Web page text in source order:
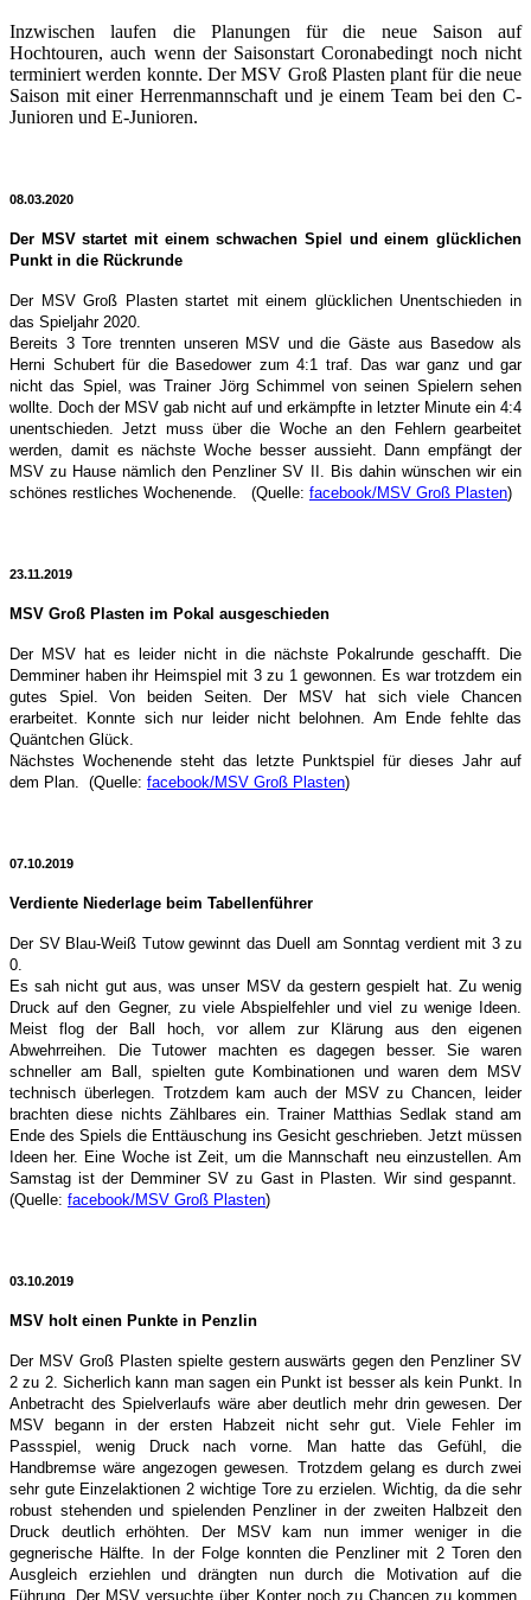
Inzwischen laufen die Planungen für die neue Saison auf
Hochtouren, auch wenn der Saisonstart Coronabedingt noch nicht
terminiert werden konnte. Der MSV Groß Plasten plant für die neue
Saison mit einer Herrenmannschaft und je einem Team bei den C-
Junioren und E-Junioren.
08.03.2020
Der MSV startet mit einem schwachen Spiel und einem glücklichen
Punkt in die Rückrunde
Der MSV Groß Plasten startet mit einem glücklichen Unentschieden in
das Spieljahr 2020.
Bereits 3 Tore trennten unseren MSV und die Gäste aus Basedow als
Herni Schubert für die Basedower zum 4:1 traf. Das war ganz und gar
nicht das Spiel, was Trainer Jörg Schimmel von seinen Spielern sehen
wollte. Doch der MSV gab nicht auf und erkämpfte in letzter Minute ein 4:4
unentschieden. Jetzt muss über die Woche an den Fehlern gearbeitet
werden, damit es nächste Woche besser aussieht. Dann empfängt der
MSV zu Hause nämlich den Penzliner SV II. Bis dahin wünschen wir ein
schönes restliches Wochenende. (Quelle: facebook/MSV Groß Plasten)
23.11.2019
MSV Groß Plasten im Pokal ausgeschieden
Der MSV hat es leider nicht in die nächste Pokalrunde geschafft. Die
Demminer haben ihr Heimspiel mit 3 zu 1 gewonnen. Es war trotzdem ein
gutes Spiel. Von beiden Seiten. Der MSV hat sich viele Chancen
erarbeitet. Konnte sich nur leider nicht belohnen. Am Ende fehlte das
Quäntchen Glück.
Nächstes Wochenende steht das letzte Punktspiel für dieses Jahr auf
dem Plan. (Quelle: facebook/MSV Groß Plasten)
07.10.2019
Verdiente Niederlage beim Tabellenführer
Der SV Blau-Weiß Tutow gewinnt das Duell am Sonntag verdient mit 3 zu
0.
Es sah nicht gut aus, was unser MSV da gestern gespielt hat. Zu wenig
Druck auf den Gegner, zu viele Abspielfehler und viel zu wenige Ideen.
Meist flog der Ball hoch, vor allem zur Klärung aus den eigenen
Abwehrreihen. Die Tutower machten es dagegen besser. Sie waren
schneller am Ball, spielten gute Kombinationen und waren dem MSV
technisch überlegen. Trotzdem kam auch der MSV zu Chancen, leider
brachten diese nichts Zählbares ein. Trainer Matthias Sedlak stand am
Ende des Spiels die Enttäuschung ins Gesicht geschrieben. Jetzt müssen
Ideen her. Eine Woche ist Zeit, um die Mannschaft neu einzustellen. Am
Samstag ist der Demminer SV zu Gast in Plasten. Wir sind gespannt.
(Quelle: facebook/MSV Groß Plasten)
03.10.2019
MSV holt einen Punkte in Penzlin
Der MSV Groß Plasten spielte gestern auswärts gegen den Penzliner SV
2 zu 2. Sicherlich kann man sagen ein Punkt ist besser als kein Punkt. In
Anbetracht des Spielverlaufs wäre aber deutlich mehr drin gewesen. Der
MSV begann in der ersten Habzeit nicht sehr gut. Viele Fehler im
Passspiel, wenig Druck nach vorne. Man hatte das Gefühl, die
Handbremse wäre angezogen gewesen. Trotzdem gelang es durch zwei
sehr gute Einzelaktionen 2 wichtige Tore zu erzielen. Wichtig, da die sehr
robust stehenden und spielenden Penzliner in der zweiten Halbzeit den
Druck deutlich erhöhten. Der MSV kam nun immer weniger in die
gegnerische Hälfte. In der Folge konnten die Penzliner mit 2 Toren den
Ausgleich erziehlen und drängten nun durch die Motivation auf die
Führung. Der MSV versuchte über Konter noch zu Chancen zu kommen,